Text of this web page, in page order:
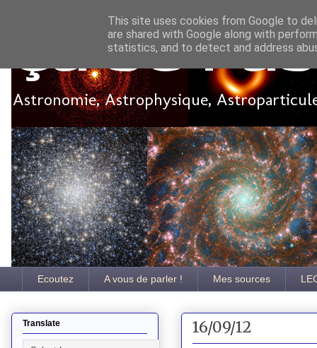
Ça se
Astronomie, Astrophysique,
Ecoutez A vous de parler ! Mes sources
16/09/12
Translate
This site uses cookies from Google to
are shared with Google along with
statistics, and to detect and address